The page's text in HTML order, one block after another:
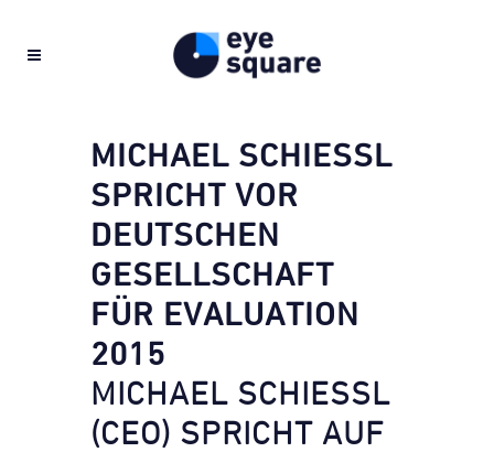
MICHAEL SCHIESSL
SPRICHT VOR
DEUTSCHEN
GESELLSCHAFT
FÜR EVALUATION
2015
MICHAEL SCHIESSL
(CEO) SPRICHT AUF